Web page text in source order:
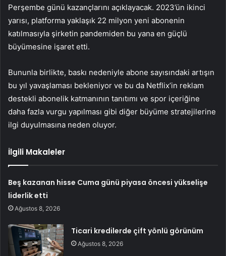
Perşembe günü kazançlarını açıklayacak. 2023’ün ikinci
yarısı, platforma yaklaşık 22 milyon yeni abonenin
katılmasıyla şirketin pandemiden bu yana en güçlü
büyümesine işaret etti.
Bununla birlikte, baskı nedeniyle abone sayısındaki artışın
bu yıl yavaşlaması bekleniyor ve bu da Netflix’in reklam
destekli abonelik katmanının tanıtımı ve spor içeriğine
daha fazla vurgu yapılması gibi diğer büyüme stratejilerine
ilgi duyulmasına neden oluyor.
İlgili Makaleler
Beş kazanan hisse Cuma günü piyasa öncesi yükselişe
liderlik etti
Ağustos 8, 2026
Ticari kredilerde çift yönlü görünüm
Ağustos 8, 2026